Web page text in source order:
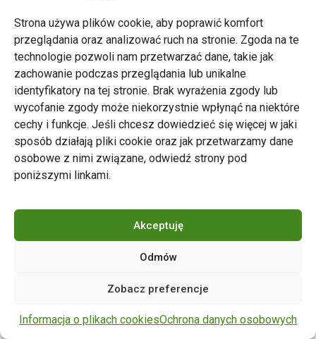
Strona używa plików cookie, aby poprawić komfort
przeglądania oraz analizować ruch na stronie. Zgoda na te
technologie pozwoli nam przetwarzać dane, takie jak
zachowanie podczas przeglądania lub unikalne
identyfikatory na tej stronie. Brak wyrażenia zgody lub
wycofanie zgody może niekorzystnie wpłynąć na niektóre
cechy i funkcje. Jeśli chcesz dowiedzieć się więcej w jaki
sposób działają pliki cookie oraz jak przetwarzamy dane
osobowe z nimi związane, odwiedź strony pod
poniższymi linkami.
Akceptuję
Odmów
Zobacz preferencje
Informacja o plikach cookiesOchrona danych osobowych
Zarząd Transportu Miejskiego w Poznaniu
Napisz do nas
tel. 61 646 33 44
ul. Matejki 59, 60-770 Poznań
zastrzeżone.